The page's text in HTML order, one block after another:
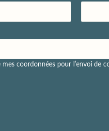
mes coordonnées pour l’envoi de